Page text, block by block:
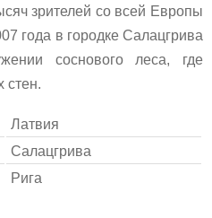
зрителей со всей Европы
года в городке Салацгрива
соснового леса, где
стен.
Латвия
Салацгрива
Рига